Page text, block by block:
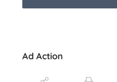
Ad Action